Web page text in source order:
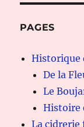
PAGES
Historique
De la
Le
Histoire
La cidrerie